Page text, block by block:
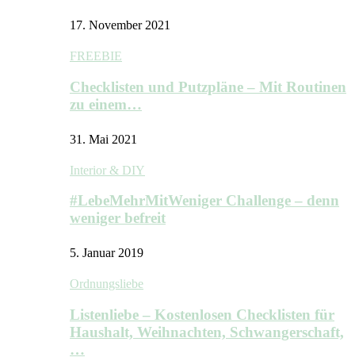
17. November 2021
FREEBIE
Checklisten und Putzpläne – Mit Routinen
zu einem…
31. Mai 2021
Interior & DIY
#LebeMehrMitWeniger Challenge – denn
weniger befreit
5. Januar 2019
Ordnungsliebe
Listenliebe – Kostenlosen Checklisten für
Haushalt, Weihnachten, Schwangerschaft,
…